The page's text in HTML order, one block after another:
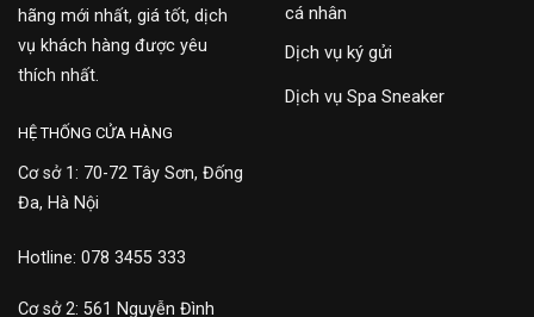
hãng mới nhất, giá tốt, dịch
vụ khách hàng được yêu
thích nhất.
cá nhân
Dịch vụ ký gửi
Dịch vụ Spa Sneaker
HỆ THỐNG CỬA HÀNG
Cơ sở 1: 70-72 Tây Sơn, Đống
Đa, Hà Nội
Hotline: 078 3455 333
Cơ sở 2: 561 Nguyễn Đình